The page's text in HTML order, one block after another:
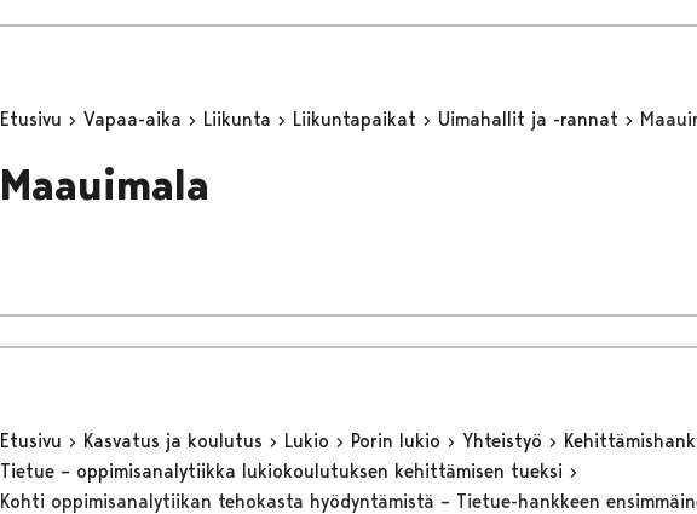
Etusivu Vapaa-aika Liikunta Liikuntapaikat Uimahallit ja -rannat
Maauimala
Etusivu Kasvatus ja koulutus Lukio Porin lukio Yhteistyö
Tietue – oppimisanalytiikka lukiokoulutuksen kehittämisen tueksi
Kohti oppimisanalytiikan tehokasta hyödyntämistä – Tietue-hankkeen